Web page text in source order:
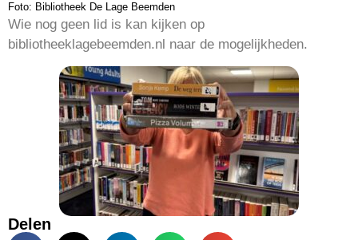
Foto: Bibliotheek De Lage Beemden
Wie nog geen lid is kan kijken op
bibliotheeklagebeemden.nl naar de mogelijkheden.
Delen